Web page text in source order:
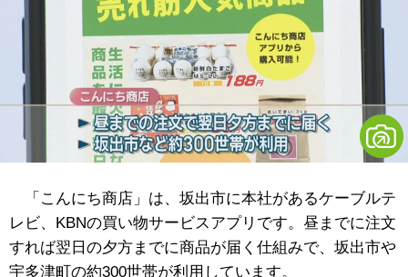
「こんにち商店」は、坂出市に本社があるケーブルテ
レビ、KBNの買い物サービスアプリです。昼までに注文
すれば翌日の夕方までに商品が届く仕組みで、坂出市や
宇多津町の約300世帯が利用しています。